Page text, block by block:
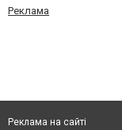
Реклама
Реклама на сайті